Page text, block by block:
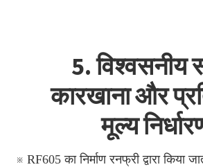
5. विश्वसनीय
कारखाना और
मूल्य
※ RF605 का निर्माण रनफ्री द्वारा किया